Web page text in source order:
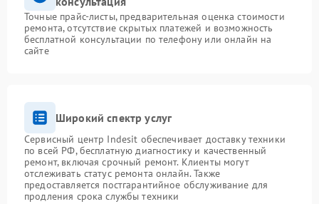
Точные прайс-листы, предварительная оценка стоимости
ремонта, отсутствие скрытых платежей и возможность
бесплатной консультации по телефону или онлайн на
сайте
Широкий спектр услуг
Сервисный центр Indesit обеспечивает доставку техники
по всей РФ, бесплатную диагностику и качественный
ремонт, включая срочный ремонт. Клиенты могут
отслеживать статус ремонта онлайн. Также
предоставляется постгарантийное обслуживание для
продления срока службы техники